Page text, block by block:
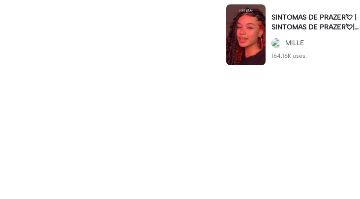
SINTOMAS DE PRAZER💘 |
SINTOMAS DE PRAZER💘|#
sintomasdeprazer #viralcut
#batida
MILLE
164.16K uses.